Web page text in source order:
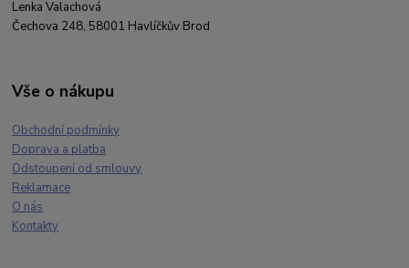
Lenka Valachová
Čechova 248, 58001 Havlíčkův Brod
Vše o nákupu
Obchodní podmínky
Doprava a platba
Odstoupení od smlouvy
Reklamace
O nás
Kontakty